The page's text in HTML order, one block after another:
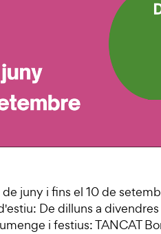
juny i fins el 10 de
De dilluns a
i festius: TANCAT